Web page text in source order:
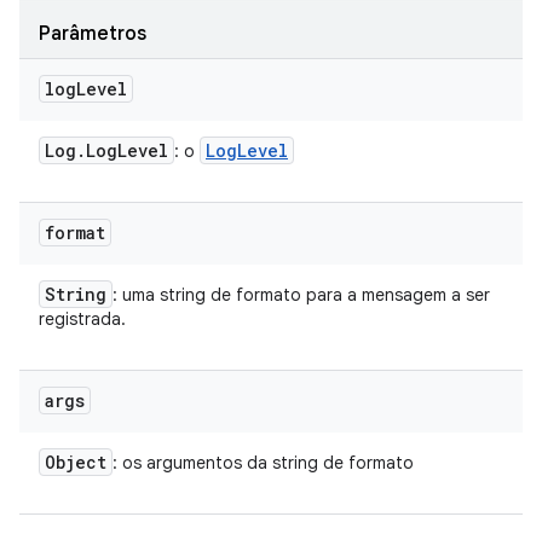
Parâmetros
logLevel
Log . LogLevel : o LogLevel
format
String : uma string de formato para a mensagem a ser
registrada.
args
Object : os argumentos da string de formato